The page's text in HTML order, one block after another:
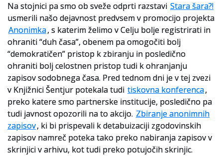
Na stojnici pa smo ob sveže odprti razstavi Stara šara?!
usmerili našo dejavnost predvsem v promocijo projekta
Anonimka, s katerim želimo v Celju bolje registrirati in
ohraniti “duh časa”, obenem pa omogočiti bolj
“demokratičen” pristop k zbiranju in posledično
ohraniti bolj celostnen pristop tudi k ohranjanju
zapisov sodobnega časa. Pred tednom dni je v tej zvezi
v Knjižnici Šentjur potekala tudi tiskovna konferenca,
preko katere smo partnerske institucije, posledično pa
tudi javnost opozorili na to akcijo. Zbiranje anonimnih
zapisov, ki bi prispevali k detabuizaciji zgodovinskih
zapisov namreč poteka tako preko nabiranja zapisov v
skrinjici v arhivu, kot tudi preko potujočih skrinjic.